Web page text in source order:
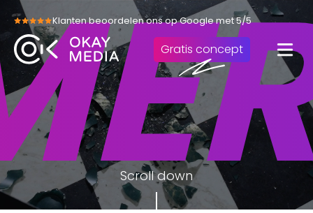
Skip
content
Klanten beoordelen ons op Google met 5/5
Gratis concept
Scroll down